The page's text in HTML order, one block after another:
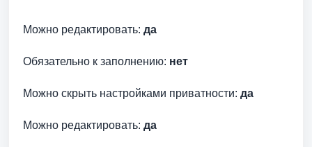
Можно редактировать: да
Обязательно к заполнению: нет
Можно скрыть настройками приватности: да
Можно редактировать: да